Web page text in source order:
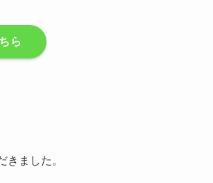
ら
きました。